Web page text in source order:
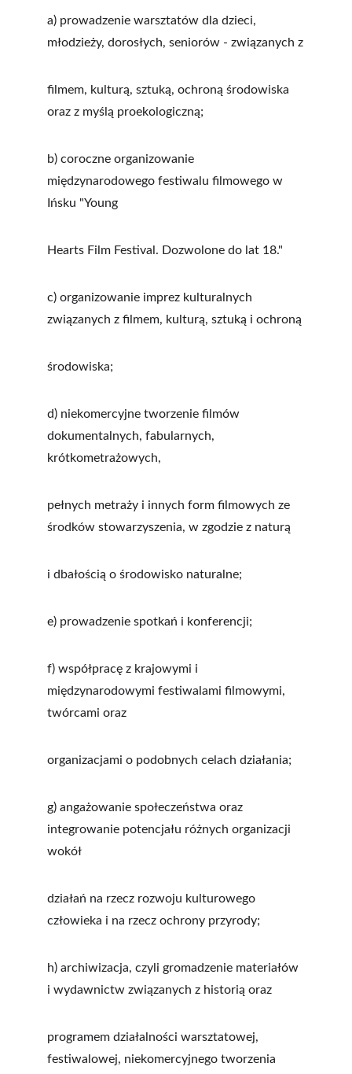
a) prowadzenie warsztatów dla dzieci,
młodzieży, dorosłych, seniorów - związanych z
filmem, kulturą, sztuką, ochroną środowiska
oraz z myślą proekologiczną;
b) coroczne organizowanie
międzynarodowego festiwalu filmowego w
Ińsku "Young
Hearts Film Festival. Dozwolone do lat 18."
c) organizowanie imprez kulturalnych
związanych z filmem, kulturą, sztuką i ochroną
środowiska;
d) niekomercyjne tworzenie filmów
dokumentalnych, fabularnych,
krótkometrażowych,
pełnych metraży i innych form filmowych ze
środków stowarzyszenia, w zgodzie z naturą
i dbałością o środowisko naturalne;
e) prowadzenie spotkań i konferencji;
f) współpracę z krajowymi i
międzynarodowymi festiwalami filmowymi,
twórcami oraz
organizacjami o podobnych celach działania;
g) angażowanie społeczeństwa oraz
integrowanie potencjału różnych organizacji
wokół
działań na rzecz rozwoju kulturowego
człowieka i na rzecz ochrony przyrody;
h) archiwizacja, czyli gromadzenie materiałów
i wydawnictw związanych z historią oraz
programem działalności warsztatowej,
festiwalowej, niekomercyjnego tworzenia